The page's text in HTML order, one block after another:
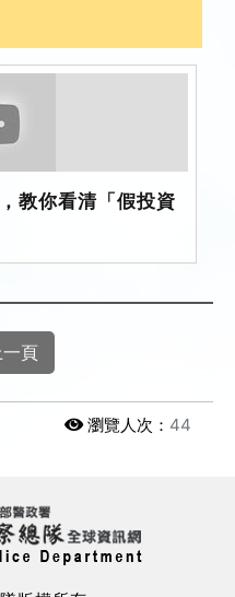
教你看清「假投資
頁
瀏覽人次： 44